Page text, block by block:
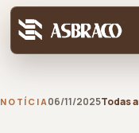
NOTÍCIA06/11/2025Todas